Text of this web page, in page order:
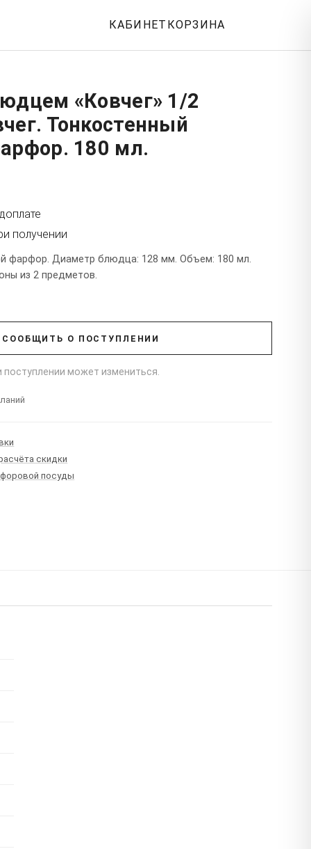
КАБИНЕТ КОРЗИНА
«Ковчег» 1/2
Тонкостенный
180 мл.
получении
фарфор. Диаметр блюдца: 128 мм. Объем: 180 мл.
из 2 предметов.
СООБЩИТЬ О ПОСТУПЛЕНИИ
поступлении может измениться.
скидки
посуды